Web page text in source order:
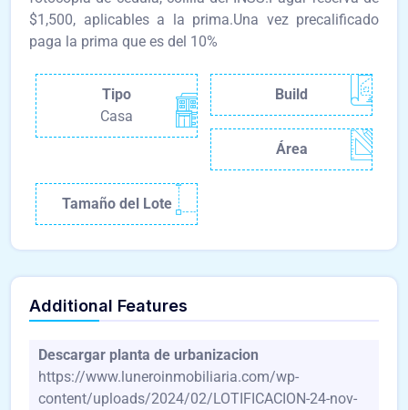
$1,500, aplicables a la prima.Una vez precalificado
paga la prima que es del 10%
Tipo
Casa
Build
Área
Tamaño del Lote
Additional Features
Descargar planta de urbanizacion
https://www.luneroinmobiliaria.com/wp-
content/uploads/2024/02/LOTIFICACION-24-nov-